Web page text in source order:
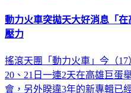
動力火車突拋天大好消息「
搖滾天團「動力火車」今（
20、21日一連2天在高雄巨蛋